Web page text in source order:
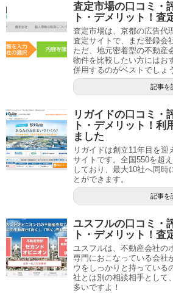
査定市場の口コミ・
ト・デメリット！査
査定市場は、京都の広告代
査定サイトで、まだ登録会
ただ、地元密着型の不動産
物件を比較したい方にはお
併用するのがベストでしょ
記事を
リガイドの口コミ・
ト・デメリット！利
ました
リガイドは創立11年目を迎
サイトです。全国550を超
しており、最大10社へ同時
とができます。
記事を
ユスフルの口コミ・
ト・デメリット！査
ユスフルは、不動産会社の
専門におこなっている会社
ウをしっかりと持っている
社とは別の相談相手として
多いですよ！